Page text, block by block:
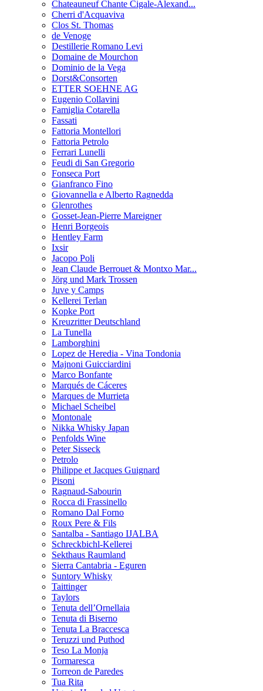
Chateauneuf Chante Cigale-Alexand...
Cherri d'Acquaviva
Clos St. Thomas
de Venoge
Destillerie Romano Levi
Domaine de Mourchon
Dominio de la Vega
Dorst&Consorten
ETTER SOEHNE AG
Eugenio Collavini
Famiglia Cotarella
Fassati
Fattoria Montellori
Fattoria Petrolo
Ferrari Lunelli
Feudi di San Gregorio
Fonseca Port
Gianfranco Fino
Giovannella e Alberto Ragnedda
Glenrothes
Gosset-Jean-Pierre Mareigner
Henri Borgeois
Hentley Farm
Ixsir
Jacopo Poli
Jean Claude Berrouet & Montxo Mar...
Jörg und Mark Trossen
Juve y Camps
Kellerei Terlan
Kopke Port
Kreuzritter Deutschland
La Tunella
Lamborghini
Lopez de Heredia - Vina Tondonia
Majnoni Guicciardini
Marco Bonfante
Marqués de Cáceres
Marques de Murrieta
Michael Scheibel
Montonale
Nikka Whisky Japan
Penfolds Wine
Peter Sisseck
Petrolo
Philippe et Jacques Guignard
Pisoni
Ragnaud-Sabourin
Rocca di Frassinello
Romano Dal Forno
Roux Pere & Fils
Santalba - Santiago IJALBA
Schreckbichl-Kellerei
Sekthaus Raumland
Sierra Cantabria - Eguren
Suntory Whisky
Taittinger
Taylors
Tenuta dell’Ornellaia
Tenuta di Biserno
Tenuta La Braccesca
Teruzzi und Puthod
Teso La Monja
Tormaresca
Torreon de Paredes
Tua Rita